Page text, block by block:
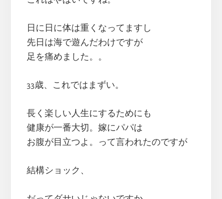
日に日に体は重くなってますし
先日は海で遊んだわけですが
足を痛めました。。
33歳、これではまずい。
長く楽しい人生にするためにも
健康が一番大切。嫁にパパは
お腹が目立つよ。って言われたのですが
結構ショック、